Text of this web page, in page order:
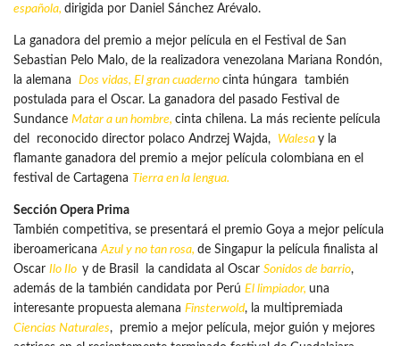
española, dirigida por Daniel Sánchez Arévalo.
La ganadora del premio a mejor película en el Festival de San
Sebastian Pelo Malo, de la realizadora venezolana Mariana Rondón,
la alemana Dos vidas, El gran cuaderno cinta húngara también
postulada para el Oscar. La ganadora del pasado Festival de
Sundance Matar a un hombre, cinta chilena. La más reciente película
del reconocido director polaco Andrzej Wajda, Walesa y la
flamante ganadora del premio a mejor película colombiana en el
festival de Cartagena Tierra en la lengua.
Sección Opera Prima
También competitiva, se presentará el premio Goya a mejor película
iberoamericanaAzul y no tan rosa, de Singapur la película finalista al
Oscar Ilo Ilo y de Brasil la candidata al Oscar Sonidos de barrio,
además de la también candidata por Perú El limpiador, una
interesante propuesta alemana Finsterwold, la multipremiada
Ciencias Naturales, premio a mejor película, mejor guión y mejores